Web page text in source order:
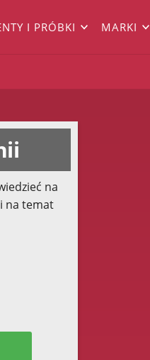
I PRÓBKI MARKI
na
na temat